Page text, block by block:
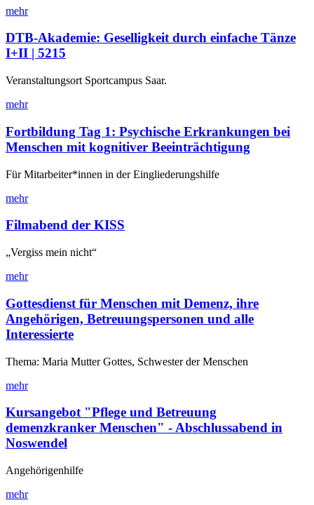
mehr
DTB-Akademie: Geselligkeit durch einfache Tänze
I+II | 5215
Veranstaltungsort Sportcampus Saar.
mehr
Fortbildung Tag 1: Psychische Erkrankungen bei
Menschen mit kognitiver Beeinträchtigung
Für Mitarbeiter*innen in der Eingliederungshilfe
mehr
Filmabend der KISS
„Vergiss mein nicht“
mehr
Gottesdienst für Menschen mit Demenz, ihre
Angehörigen, Betreuungspersonen und alle
Interessierte
Thema: Maria Mutter Gottes, Schwester der Menschen
mehr
Kursangebot "Pflege und Betreuung
demenzkranker Menschen" - Abschlussabend in
Noswendel
Angehörigenhilfe
mehr